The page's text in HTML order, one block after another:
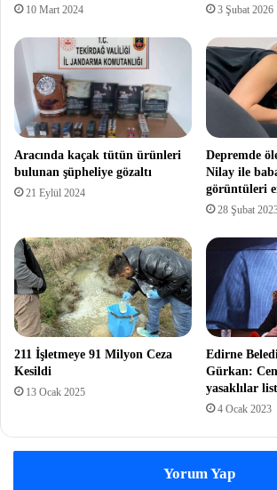
10 Mart 2024 3 Şubat 2026
Aracında kaçak tütün ürünleri
bulunan şüpheliye gözaltı
21 Eylül 2024
Depremde
Nilay ile
görüntüleri
28 Şubat
211 İşletmeye 91 Milyon Ceza
Kesildi
13 Ocak 2025
Edirne
Gürkan:
yasaklılar
4 Ocak 2023
Yorum Yap